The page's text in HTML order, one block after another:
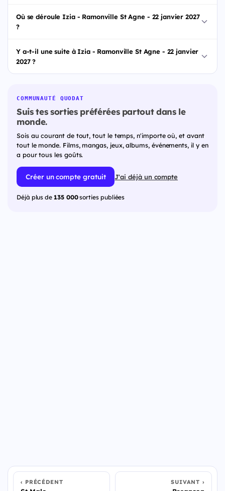
Où se déroule Izia - Ramonville St Agne - 22 janvier 2027
?
Y a-t-il une suite à Izia - Ramonville St Agne - 22 janvier
2027 ?
COMMUNAUTÉ QUODAT
Suis tes sorties préférées partout dans le
monde.
Sois au courant de tout, tout le temps, n'importe où, et avant
tout le monde. Films, mangas, jeux, albums, événements, il y en
a pour tous les goûts.
Créer un compte gratuit J'ai déjà un compte
Déjà plus de 135 000sorties publiées
PRÉCÉDENT SUIVANT